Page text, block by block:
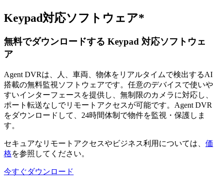
Keypad対応ソフトウェア*
無料でダウンロードする Keypad 対応ソフトウェ
ア
Agent DVRは、人、車両、物体をリアルタイムで検出するAI
搭載の無料監視ソフトウェアです。任意のデバイスで使いや
すいインターフェースを提供し、無制限のカメラに対応し、
ポート転送なしでリモートアクセスが可能です。Agent DVR
をダウンロードして、24時間体制で物件を監視・保護しま
す。
セキュアなリモートアクセスやビジネス利用については、 価
格を参照してください。
今すぐダウンロード